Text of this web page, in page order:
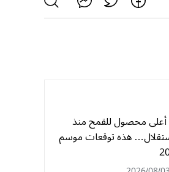
محصول للقمح منذ
هذه توقعات موسم